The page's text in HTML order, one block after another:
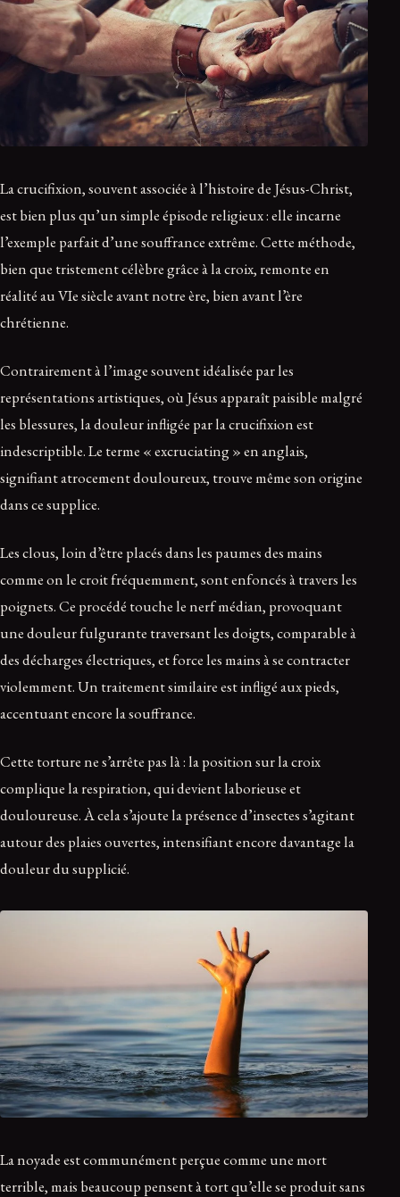
La crucifixion, souvent associée à l’histoire de Jésus-Christ,
est bien plus qu’un simple épisode religieux : elle incarne
l’exemple parfait d’une souffrance extrême. Cette méthode,
bien que tristement célèbre grâce à la croix, remonte en
réalité au VIe siècle avant notre ère, bien avant l’ère
chrétienne.
Contrairement à l’image souvent idéalisée par les
représentations artistiques, où Jésus apparaît paisible malgré
les blessures, la douleur infligée par la crucifixion est
indescriptible. Le terme « excruciating » en anglais,
signifiant atrocement douloureux, trouve même son origine
dans ce supplice.
Les clous, loin d’être placés dans les paumes des mains
comme on le croit fréquemment, sont enfoncés à travers les
poignets. Ce procédé touche le nerf médian, provoquant
une douleur fulgurante traversant les doigts, comparable à
des décharges électriques, et force les mains à se contracter
violemment. Un traitement similaire est infligé aux pieds,
accentuant encore la souffrance.
Cette torture ne s’arrête pas là : la position sur la croix
complique la respiration, qui devient laborieuse et
douloureuse. À cela s’ajoute la présence d’insectes s’agitant
autour des plaies ouvertes, intensifiant encore davantage la
douleur du supplicié.
La noyade est communément perçue comme une mort
terrible, mais beaucoup pensent à tort qu’elle se produit sans